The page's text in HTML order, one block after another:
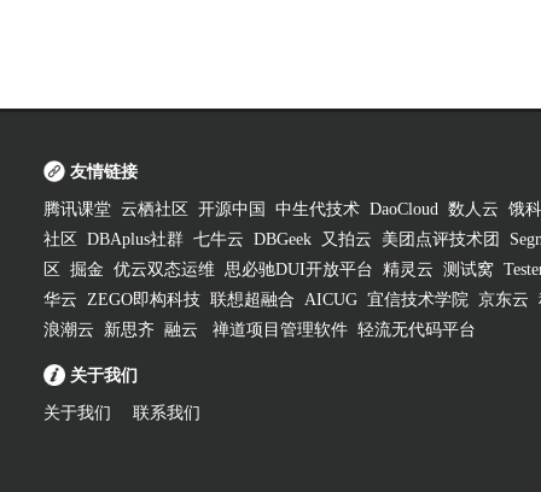
友情链接
腾讯课堂 云栖社区 开源中国 中生代技术 DaoCloud 数人云 饿
社区
DBAplus社群 七牛云 DBGeek 又拍云 美团点评技术团
区
掘金 优云双态运维 思必驰DUI开放平台 精灵云 测试窝
华云 ZEGO即构科技 联想超融合 AICUG 宜信技术学院 京东云
浪潮云
新思齐 融云 禅道项目管理软件 轻流无代码平台
关于我们
关于我们 联系我们